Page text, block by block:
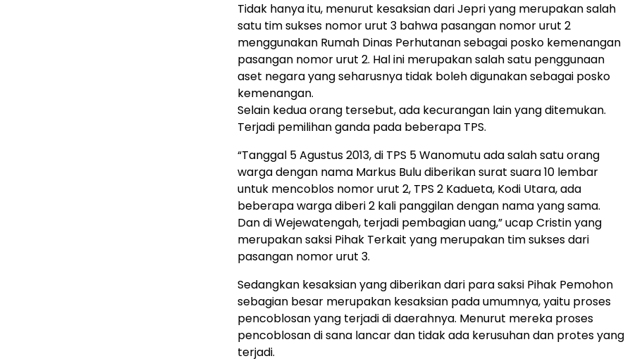
Tidak hanya itu, menurut kesaksian dari Jepri yang merupakan salah
satu tim sukses nomor urut 3 bahwa pasangan nomor urut 2
menggunakan Rumah Dinas Perhutanan sebagai posko kemenangan
pasangan nomor urut 2. Hal ini merupakan salah satu penggunaan
aset negara yang seharusnya tidak boleh digunakan sebagai posko
kemenangan.
Selain kedua orang tersebut, ada kecurangan lain yang ditemukan.
Terjadi pemilihan ganda pada beberapa TPS.
“Tanggal 5 Agustus 2013, di TPS 5 Wanomutu ada salah satu orang
warga dengan nama Markus Bulu diberikan surat suara 10 lembar
untuk mencoblos nomor urut 2, TPS 2 Kadueta, Kodi Utara, ada
beberapa warga diberi 2 kali panggilan dengan nama yang sama.
Dan di Wejewatengah, terjadi pembagian uang,” ucap Cristin yang
merupakan saksi Pihak Terkait yang merupakan tim sukses dari
pasangan nomor urut 3.
Sedangkan kesaksian yang diberikan dari para saksi Pihak Pemohon
sebagian besar merupakan kesaksian pada umumnya, yaitu proses
pencoblosan yang terjadi di daerahnya. Menurut mereka proses
pencoblosan di sana lancar dan tidak ada kerusuhan dan protes yang
terjadi.